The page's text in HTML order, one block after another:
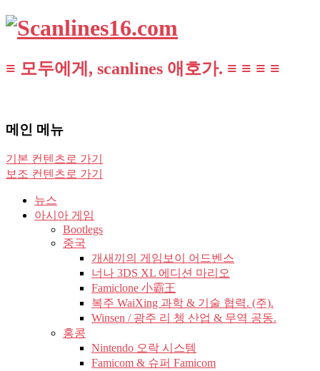
≡ 모두에게, scanlines 애호가. ≡ ≡ ≡ ≡
메인 메뉴
기본 컨텐츠로 가기
보조 컨텐츠로 가기
뉴스
아시아 게임
Bootlegs
중국
개새끼의 게임보이 어드벤스
너나 3DS XL 에디션 마리오
Famiclone 小霸王
복주 WaiXing 과학 & 기술 협력. (주).
Winsen / 광주 리 쳉 산업 & 무역 공동.
홍콩
Nintendo 오락 시스템
Famicom & 슈퍼 Famicom